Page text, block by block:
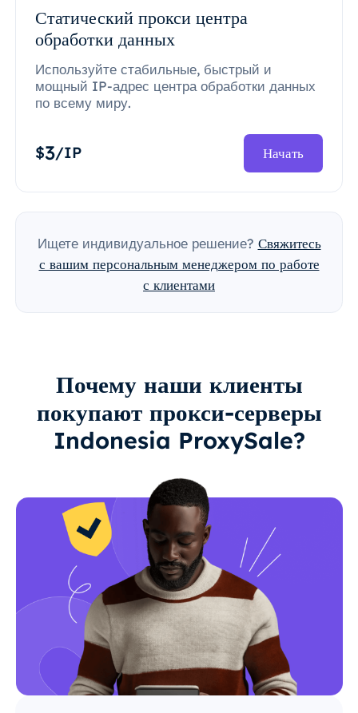
Статический прокси центра
обработки данных
Используйте стабильные, быстрый и
мощный IP-адрес центра обработки данных
по всему миру.
$3/IP Начать
Ищете индивидуальное решение? Свяжитесь
с вашим персональным менеджером по работе
с клиентами
Почему наши клиенты
покупают прокси-серверы
Indonesia ProxySale?